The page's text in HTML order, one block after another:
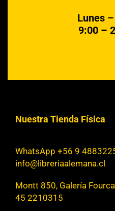
Lunes
9:00 –
Nuestra Tienda Física
WhatsApp +56 9
info@libreriaalemana.cl
Montt 850, Galería
45 2210315